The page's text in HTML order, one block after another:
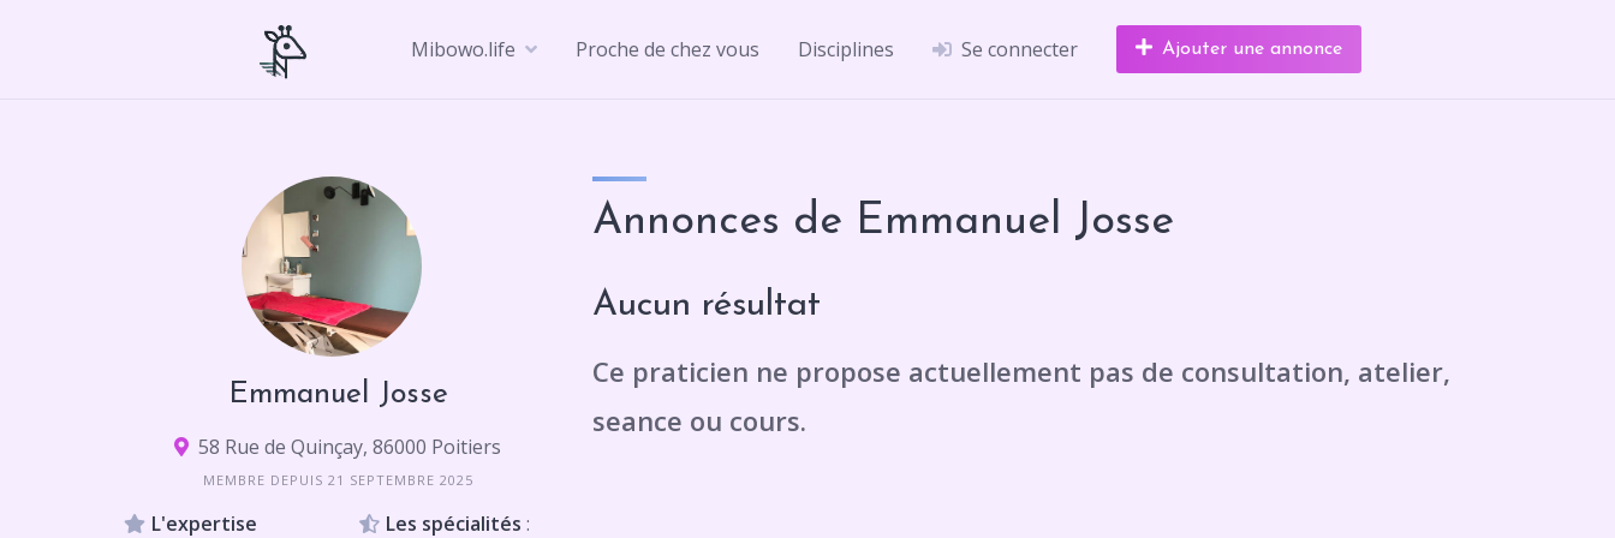
Mibowo.life Proche de chez vous Disciplines Se connecter Ajouter une annonce
Emmanuel Josse
58 Rue de Quinçay, 86000 Poitiers
MEMBRE DEPUIS 21 SEPTEMBRE 2025
L'expertise Les spécialités :
Annonces de Emmanuel Josse
Aucun résultat